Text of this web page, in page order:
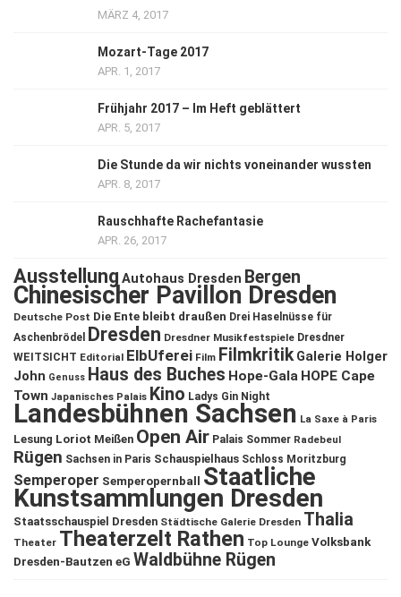
MÄRZ 4, 2017
Mozart-Tage 2017
APR. 1, 2017
Frühjahr 2017 – Im Heft geblättert
APR. 5, 2017
Die Stunde da wir nichts voneinander wussten
APR. 8, 2017
Rauschhafte Rachefantasie
APR. 26, 2017
Ausstellung Autohaus Dresden Bergen
Chinesischer Pavillon Dresden
Deutsche Post Die Ente bleibt draußen Drei Haselnüsse für
Aschenbrödel
Dresden Dresdner Musikfestspiele Dresdner
WEITSICHT Editorial ElbUferei Film Filmkritik Galerie Holger
John Genuss Haus des Buches Hope-Gala HOPE Cape
Town Japanisches Palais Kino Ladys Gin Night
Landesbühnen Sachsen La Saxe à Paris
Lesung Loriot Meißen Open Air Palais Sommer Radebeul
Rügen Sachsen in Paris Schauspielhaus Schloss Moritzburg
Semperoper Semperopernball Staatliche
Kunstsammlungen Dresden
Staatsschauspiel Dresden Städtische Galerie Dresden Thalia
Theater Theaterzelt Rathen Top Lounge Volksbank
Dresden-Bautzen eG Waldbühne Rügen